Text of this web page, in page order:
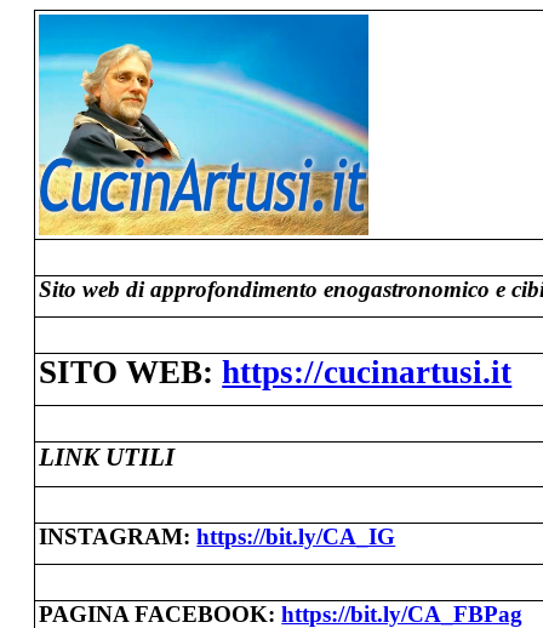
Sito web di approfondimento enogastronomico e
SITO WEB:https://cucinartusi.it
LINK UTILI
INSTAGRAM:https://bit.ly/CA_IG
PAGINA FACEBOOK:https://bit.ly/CA_FBPag